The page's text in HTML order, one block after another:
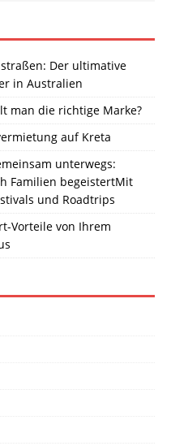
Der ultimative
in Australien
man die richtige Marke?
auf Kreta
unterwegs:
Familien begeistertMit
und Roadtrips
Vorteile von Ihrem